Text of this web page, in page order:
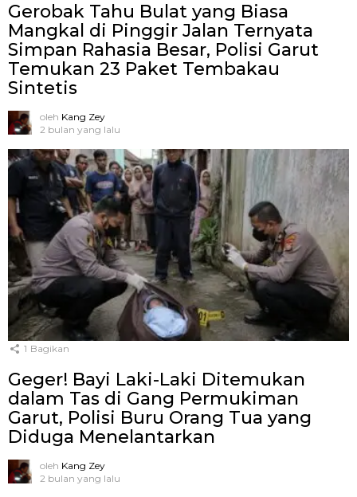
Gerobak Tahu Bulat yang Biasa
Mangkal di Pinggir Jalan Ternyata
Simpan Rahasia Besar, Polisi Garut
Temukan 23 Paket Tembakau
Sintetis
oleh Kang Zey
2 bulan yang lalu
1 Bagikan
Geger! Bayi Laki-Laki Ditemukan
dalam Tas di Gang Permukiman
Garut, Polisi Buru Orang Tua yang
Diduga Menelantarkan
oleh Kang Zey
2 bulan yang lalu